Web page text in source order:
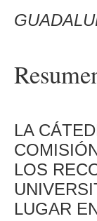
LA
LOS
LUGAR